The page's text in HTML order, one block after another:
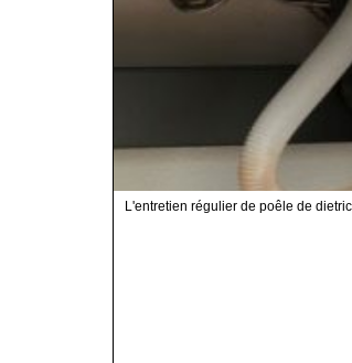
L'entretien régulier de poêle de